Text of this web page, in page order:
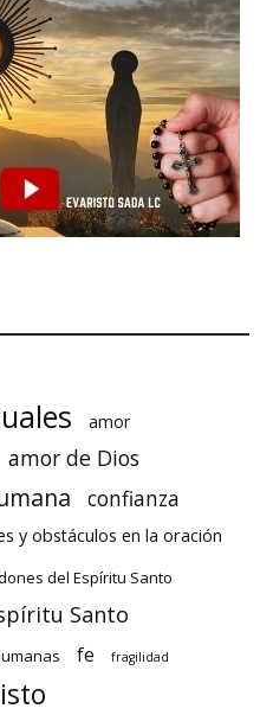
amor
amor de Dios
confianza
y obstáculos en la oración
del Espíritu Santo
Santo
fe fragilidad